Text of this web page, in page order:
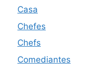
Casa
Chefes
Chefs
Comediantes